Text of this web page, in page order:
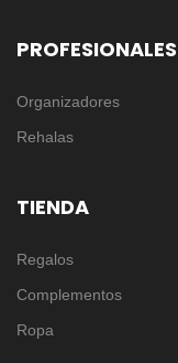
PROFESIONALES
Organizadores
Rehalas
TIENDA
Regalos
Complementos
Ropa